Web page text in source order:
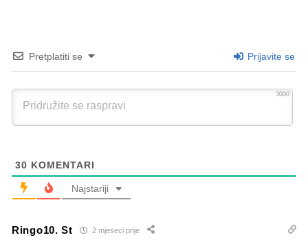
Pretplatiti se Prijavite se
3000
30 KOMENTARI
Najstariji
Ringo10. St 2 mjeseci prije